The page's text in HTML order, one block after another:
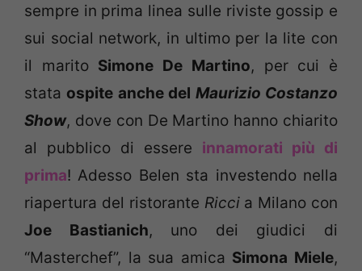
sempre in prima linea sulle riviste gossip e
sui social network, in ultimo per la lite con
il marito Simone De Martino, per cui è
stata ospite anche del Maurizio Costanzo
Show, dove con De Martino hanno chiarito
al pubblico di essere innamorati più di
prima! Adesso Belen sta investendo nella
riapertura del ristorante Ricci a Milano con
Joe Bastianich, uno dei giudici di
“Masterchef”, la sua amica Simona Miele,